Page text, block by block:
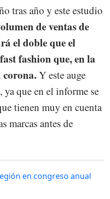
tras año y este estudio
de ventas de
el doble que el
fashion que, en la
corona.Y este auge
que en el informe se
tienen muy en cuenta
marcas antes de
en congreso anual